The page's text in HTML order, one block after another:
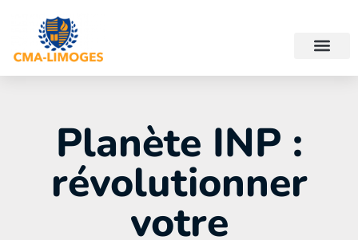
Planète INP :
révolutionner
votre